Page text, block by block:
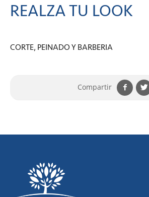
REALZA TU LOOK
CORTE, PEINADO Y BARBERIA
Compartir